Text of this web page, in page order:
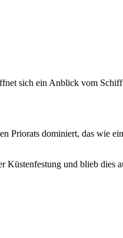
sich ein Anblick vom
Priorats dominiert, das wie
und blieb dies